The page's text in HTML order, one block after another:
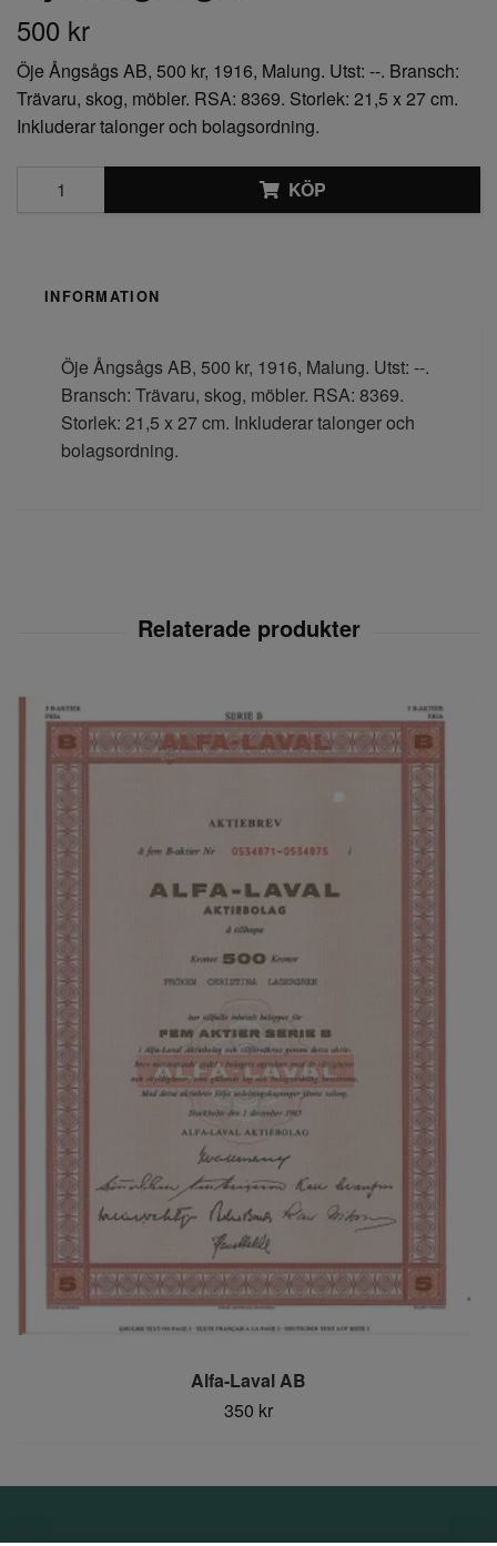
500 kr
Öje Ångsågs AB, 500 kr, 1916, Malung. Utst: --. Bransch:
Trävaru, skog, möbler. RSA: 8369. Storlek: 21,5 x 27 cm.
Inkluderar talonger och bolagsordning.
KÖP
INFORMATION
Öje Ångsågs AB, 500 kr, 1916, Malung. Utst: --.
Bransch: Trävaru, skog, möbler. RSA: 8369.
Storlek: 21,5 x 27 cm. Inkluderar talonger och
bolagsordning.
Alfa-Laval AB
350 kr